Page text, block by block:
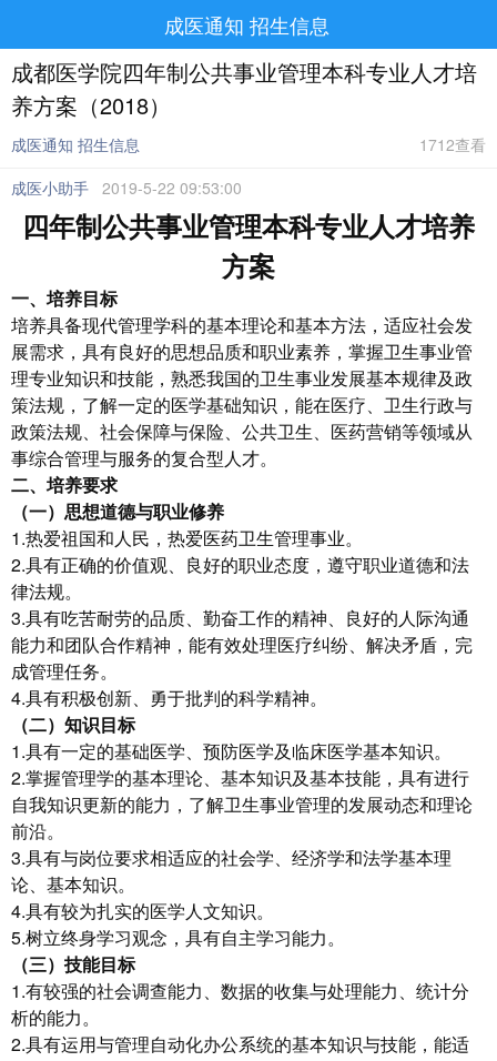
成医通知 招生信息
成都医学院四年制公共事业管理本科专业人才培
养方案（2018）
成医通知 招生信息
1712查看
成医小助手 2019-5-22 09:53:00
四年制公共事业管理本科专业人才培养
方案
一、培养目标
培养具备现代管理学科的基本理论和基本方法，适应社会发
展需求，具有良好的思想品质和职业素养，掌握卫生事业管
理专业知识和技能，熟悉我国的卫生事业发展基本规律及政
策法规，了解一定的医学基础知识，能在医疗、卫生行政与
政策法规、社会保障与保险、公共卫生、医药营销等领域从
事综合管理与服务的复合型人才。
二、培养要求
（一） 思想道德与职业修养
1.热爱祖国和人民，热爱医药卫生管理事业。
2.具有正确的价值观、良好的职业态度，遵守职业道德和法
律法规。
3.具有吃苦耐劳的品质、勤奋工作的精神、良好的人际沟通
能力和团队合作精神，能有效处理医疗纠纷、解决矛盾，完
成管理任务。
4.具有积极创新、勇于批判的科学精神。
（二）知识目标
1.具有一定的基础医学、预防医学及临床医学基本知识。
2.掌握管理学的基本理论、基本知识及基本技能，具有进行
自我知识更新的能力，了解卫生事业管理的发展动态和理论
前沿。
3.具有与岗位要求相适应的社会学、经济学和法学基本理
论、基本知识。
4.具有较为扎实的医学人文知识。
5.树立终身学习观念，具有自主学习能力。
（三）技能目标
1.有较强的社会调查能力、数据的收集与处理能力、统计分
析的能力。
2.具有运用与管理自动化办公系统的基本知识与技能，能适